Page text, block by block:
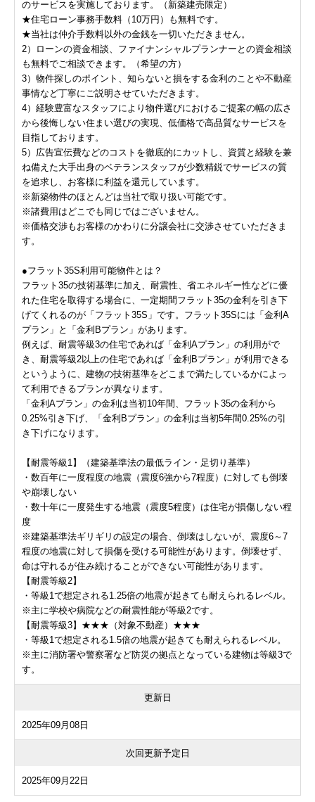
のサービスを実施しております。（新築建売限定）
★住宅ローン事務手数料（10万円）も無料です。
★当社は仲介手数料以外の金銭を一切いただきません。
2）ローンの資金相談、ファイナンシャルプランナーとの資金相談
も無料でご相談できます。（希望の方）
3）物件探しのポイント、知らないと損をする金利のことや不動産
事情など丁寧にご説明させていただきます。
4）経験豊富なスタッフにより物件選びにおけるご提案の幅の広さ
から後悔しない住まい選びの実現、低価格で高品質なサービスを
目指しております。
5）広告宣伝費などのコストを徹底的にカットし、資質と経験を兼
ね備えた大手出身のベテランスタッフが少数精鋭でサービスの質
を追求し、お客様に利益を還元しています。
※新築物件のほとんどは当社で取り扱い可能です。
※諸費用はどこでも同じではございません。
※価格交渉もお客様のかわりに分譲会社に交渉させていただきま
す。
●フラット35S利用可能物件とは？
フラット35の技術基準に加え、耐震性、省エネルギー性などに優
れた住宅を取得する場合に、一定期間フラット35の金利を引き下
げてくれるのが「フラット35S」です。フラット35Sには「金利A
プラン」と「金利Bプラン」があります。
例えば、耐震等級3の住宅であれば「金利Aプラン」の利用がで
き、耐震等級2以上の住宅であれば「金利Bプラン」が利用できる
というように、建物の技術基準をどこまで満たしているかによっ
て利用できるプランが異なります。
「金利Aプラン」の金利は当初10年間、フラット35の金利から
0.25%引き下げ、「金利Bプラン」の金利は当初5年間0.25%の引
き下げになります。
【耐震等級1】（建築基準法の最低ライン・足切り基準）
・数百年に一度程度の地震（震度6強から7程度）に対しても倒壊
や崩壊しない
・数十年に一度発生する地震（震度5程度）は住宅が損傷しない程
度
※建築基準法ギリギリの設定の場合、倒壊はしないが、震度6～7
程度の地震に対して損傷を受ける可能性があります。倒壊せず、
命は守れるが住み続けることができない可能性があります。
【耐震等級2】
・等級1で想定される1.25倍の地震が起きても耐えられるレベル。
※主に学校や病院などの耐震性能が等級2です。
【耐震等級3】★★★（対象不動産）★★★
・等級1で想定される1.5倍の地震が起きても耐えられるレベル。
※主に消防署や警察署など防災の拠点となっている建物は等級3で
す。
更新日
2025年09月08日
次回更新予定日
2025年09月22日